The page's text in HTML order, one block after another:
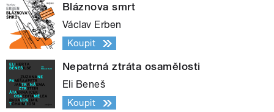
Bláznova smrt
Václav Erben
Koupit
Nepatrná ztráta osamělosti
Eli Beneš
Koupit